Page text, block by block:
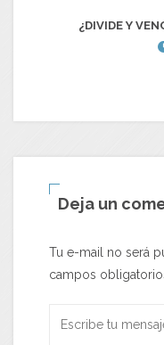
¿DIVIDE Y
Deja un
Tu e-mail no será
campos